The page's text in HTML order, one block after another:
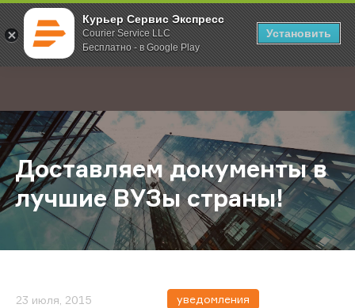
Курьер Сервис Экспресс
Courier Service LLC
Бесплатно - в Google Play
Установить
; Главная О компании Новости Доставляем документы в лучшие
Доставляем документы в
лучшие ВУЗы страны!
23 июля, 2015 уведомления